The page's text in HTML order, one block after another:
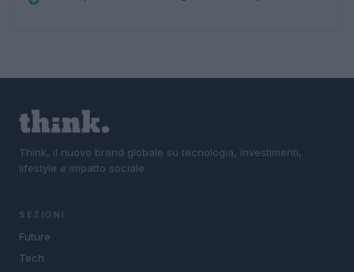
Think, il nuovo brand globale su tecnologia, investimenti,
lifestyle e impatto sociale.
SEZIONI
Future
Tech